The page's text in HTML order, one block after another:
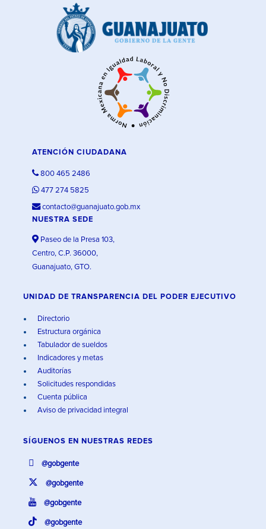
ATENCIÓN CIUDADANA
800 465 2486
477 274 5825
contacto@guanajuato.gob.mx
NUESTRA SEDE
Paseo de la Presa 103,
Centro, C.P. 36000,
Guanajuato, GTO.
UNIDAD DE TRANSPARENCIA DEL PODER EJECUTIVO
Directorio
Estructura orgánica
Tabulador de sueldos
Indicadores y metas
Auditorías
Solicitudes respondidas
Cuenta pública
Aviso de privacidad integral
SÍGUENOS EN NUESTRAS REDES
@gobgente
@gobgente
@gobgente
@gobgente